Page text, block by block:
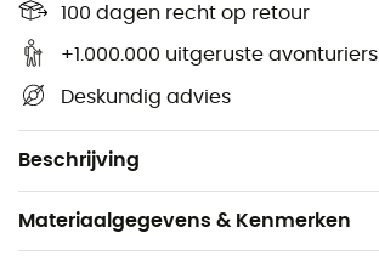
100 dagen recht op retour
+1.000.000 uitgeruste avonturiers
Deskundig advies
Beschrijving
Reflecterende elementen
Geïntegreerde binnenzak
Instructies voor Quick-Lock 2.1
Materiaalgegevens & Kenmerken